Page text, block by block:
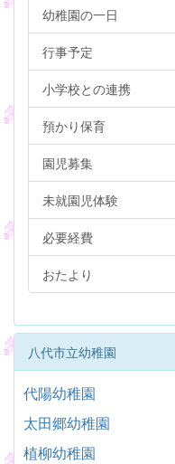
幼稚園の一日
行事予定
小学校との連携
預かり保育
園児募集
未就園児体験
必要経費
おたより
八代市立幼稚園
代陽幼稚園
太田郷幼稚園
植柳幼稚園